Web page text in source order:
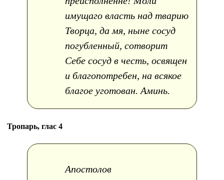
имущаго власть над тварию
Творца, да мя, ныне сосуд
погубленный, сотворит
Себе сосуд в честь, освящен
и благопотребен, на всякое
благое уготован. Аминь.
Тропарь, глас 4
Апостолов